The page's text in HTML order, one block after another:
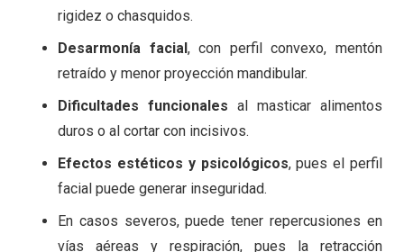
rigidez o chasquidos.
Desarmonía facial, con perfil convexo, mentón
retraído y menor proyección mandibular.
Dificultades funcionales al masticar alimentos
duros o al cortar con incisivos.
Efectos estéticos y psicológicos, pues el perfil
facial puede generar inseguridad.
En casos severos, puede tener repercusiones en
vías aéreas y respiración, pues la retracción